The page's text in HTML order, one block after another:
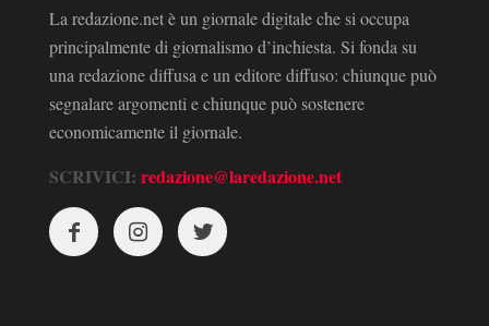
La redazione.net è un giornale digitale che si occupa
principalmente di giornalismo d’inchiesta. Si fonda su
una redazione diffusa e un editore diffuso: chiunque può
segnalare argomenti e chiunque può sostenere
economicamente il giornale.
SCRIVICI: redazione@laredazione.net